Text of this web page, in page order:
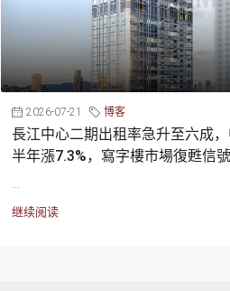
2026-07-21 博客
長江中心二期出租率急升至六成
半年漲7.3%，寫字樓市場復甦信
继续阅读